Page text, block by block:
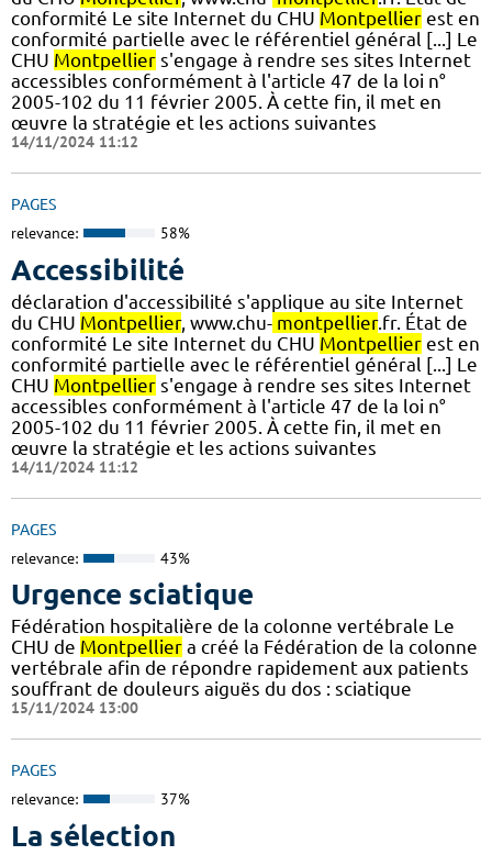
conformité Le site Internet du CHU Montpellier est en
conformité partielle avec le référentiel général [...] Le
CHU Montpellier s'engage à rendre ses sites Internet
accessibles conformément à l'article 47 de la loi n°
2005-102 du 11 février 2005. À cette fin, il met en
œuvre la stratégie et les actions suivantes
14/11/2024 11:12
PAGES
relevance: 58%
Accessibilité
déclaration d'accessibilité s'applique au site Internet
du CHU Montpellier, www.chu- montpellier.fr. État de
conformité Le site Internet du CHU Montpellier est en
conformité partielle avec le référentiel général [...] Le
CHU Montpellier s'engage à rendre ses sites Internet
accessibles conformément à l'article 47 de la loi n°
2005-102 du 11 février 2005. À cette fin, il met en
œuvre la stratégie et les actions suivantes
14/11/2024 11:12
PAGES
relevance: 43%
Urgence sciatique
Fédération hospitalière de la colonne vertébrale Le
CHU de Montpellier a créé la Fédération de la colonne
vertébrale afin de répondre rapidement aux patients
souffrant de douleurs aiguës du dos : sciatique
15/11/2024 13:00
PAGES
relevance: 37%
La sélection